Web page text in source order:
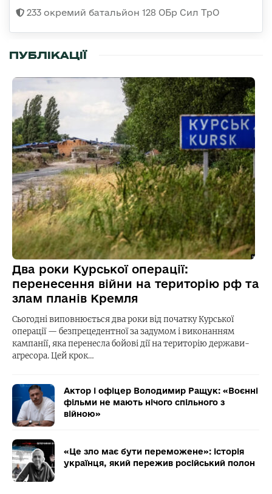
233 окремий батальйон 128 ОБр Сил ТрО
ПУБЛІКАЦІЇ
Два роки Курської операції:
перенесення війни на територію рф та
злам планів Кремля
Сьогодні виповнюється два роки від початку Курської
операції — безпрецедентної за задумом і виконанням
кампанії, яка перенесла бойові дії на територію держави-
агресора. Цей крок…
Актор і офіцер Володимир Ращук: «Воєнні
фільми не мають нічого спільного з
війною»
«Це зло має бути переможене»: історія
українця, який пережив російський полон